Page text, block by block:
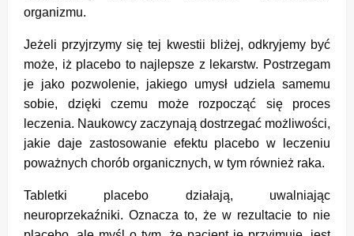
organizmu.
Jeżeli przyjrzymy się tej kwestii bliżej, odkryjemy być
może, iż placebo to najlepsze z lekarstw. Postrzegam
je jako pozwolenie, jakiego umysł udziela samemu
sobie, dzięki czemu może rozpocząć się proces
leczenia. Naukowcy zaczynają dostrzegać możliwości,
jakie daje zastosowanie efektu placebo w leczeniu
poważnych chorób organicznych, w tym również raka.
Tabletki placebo działają, uwalniając
neuroprzekaźniki. Oznacza to, że w rezultacie to nie